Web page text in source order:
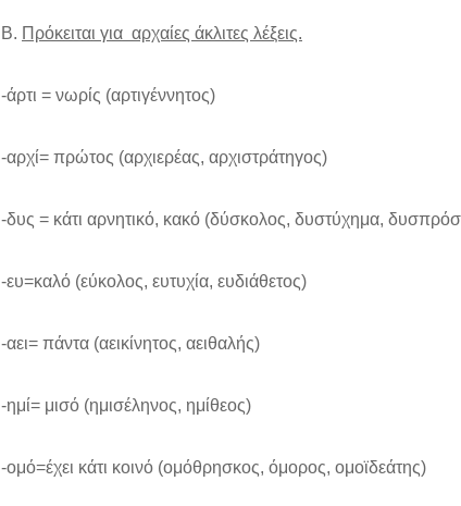
Β. Πρόκειται για αρχαίες άκλιτες λέξεις.
-άρτι = νωρίς (αρτιγέννητος)
-αρχί= πρώτος (αρχιερέας, αρχιστράτηγος)
-δυς = κάτι αρνητικό, κακό (δύσκολος, δυστύχημα,
-ευ=καλό (εύκολος, ευτυχία, ευδιάθετος)
-αει= πάντα (αεικίνητος, αειθαλής)
-ημί= μισό (ημισέληνος, ημίθεος)
-ομό=έχει κάτι κοινό (ομόθρησκος, όμορος, ομοϊδεάτης)